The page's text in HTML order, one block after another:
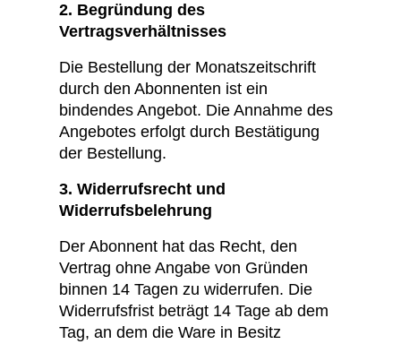
2. Begründung des
Vertragsverhältnisses
Die Bestellung der Monatszeitschrift
durch den Abonnenten ist ein
bindendes Angebot. Die Annahme des
Angebotes erfolgt durch Bestätigung
der Bestellung.
3. Widerrufsrecht und
Widerrufsbelehrung
Der Abonnent hat das Recht, den
Vertrag ohne Angabe von Gründen
binnen 14 Tagen zu widerrufen. Die
Widerrufsfrist beträgt 14 Tage ab dem
Tag, an dem die Ware in Besitz